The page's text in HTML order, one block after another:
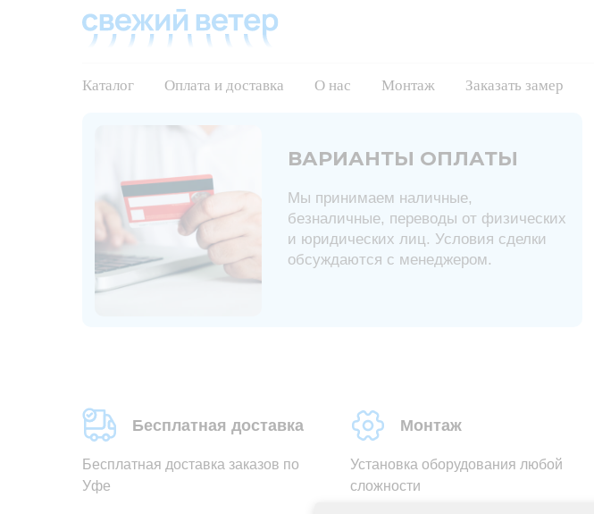
Каталог Оплата и доставка О нас Монтаж Заказать замер
Мы принимаем наличные,
безналичные, переводы от физических
и юридических лиц. Условия сделки
обсуждаются с менеджером.
ВАРИАНТЫ ОПЛАТЫ
Бесплатная доставка
Бесплатная доставка заказов по
Уфе
Монтаж
Установка оборудования любой
сложности